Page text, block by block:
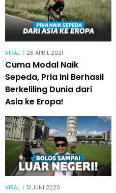
VIRAL | 26 APRIL 2021
Cuma Modal Naik
Sepeda, Pria Ini Berhasil
Berkeliling Dunia dari
Asia ke Eropa!
VIRAL | 13 JUNI 2020